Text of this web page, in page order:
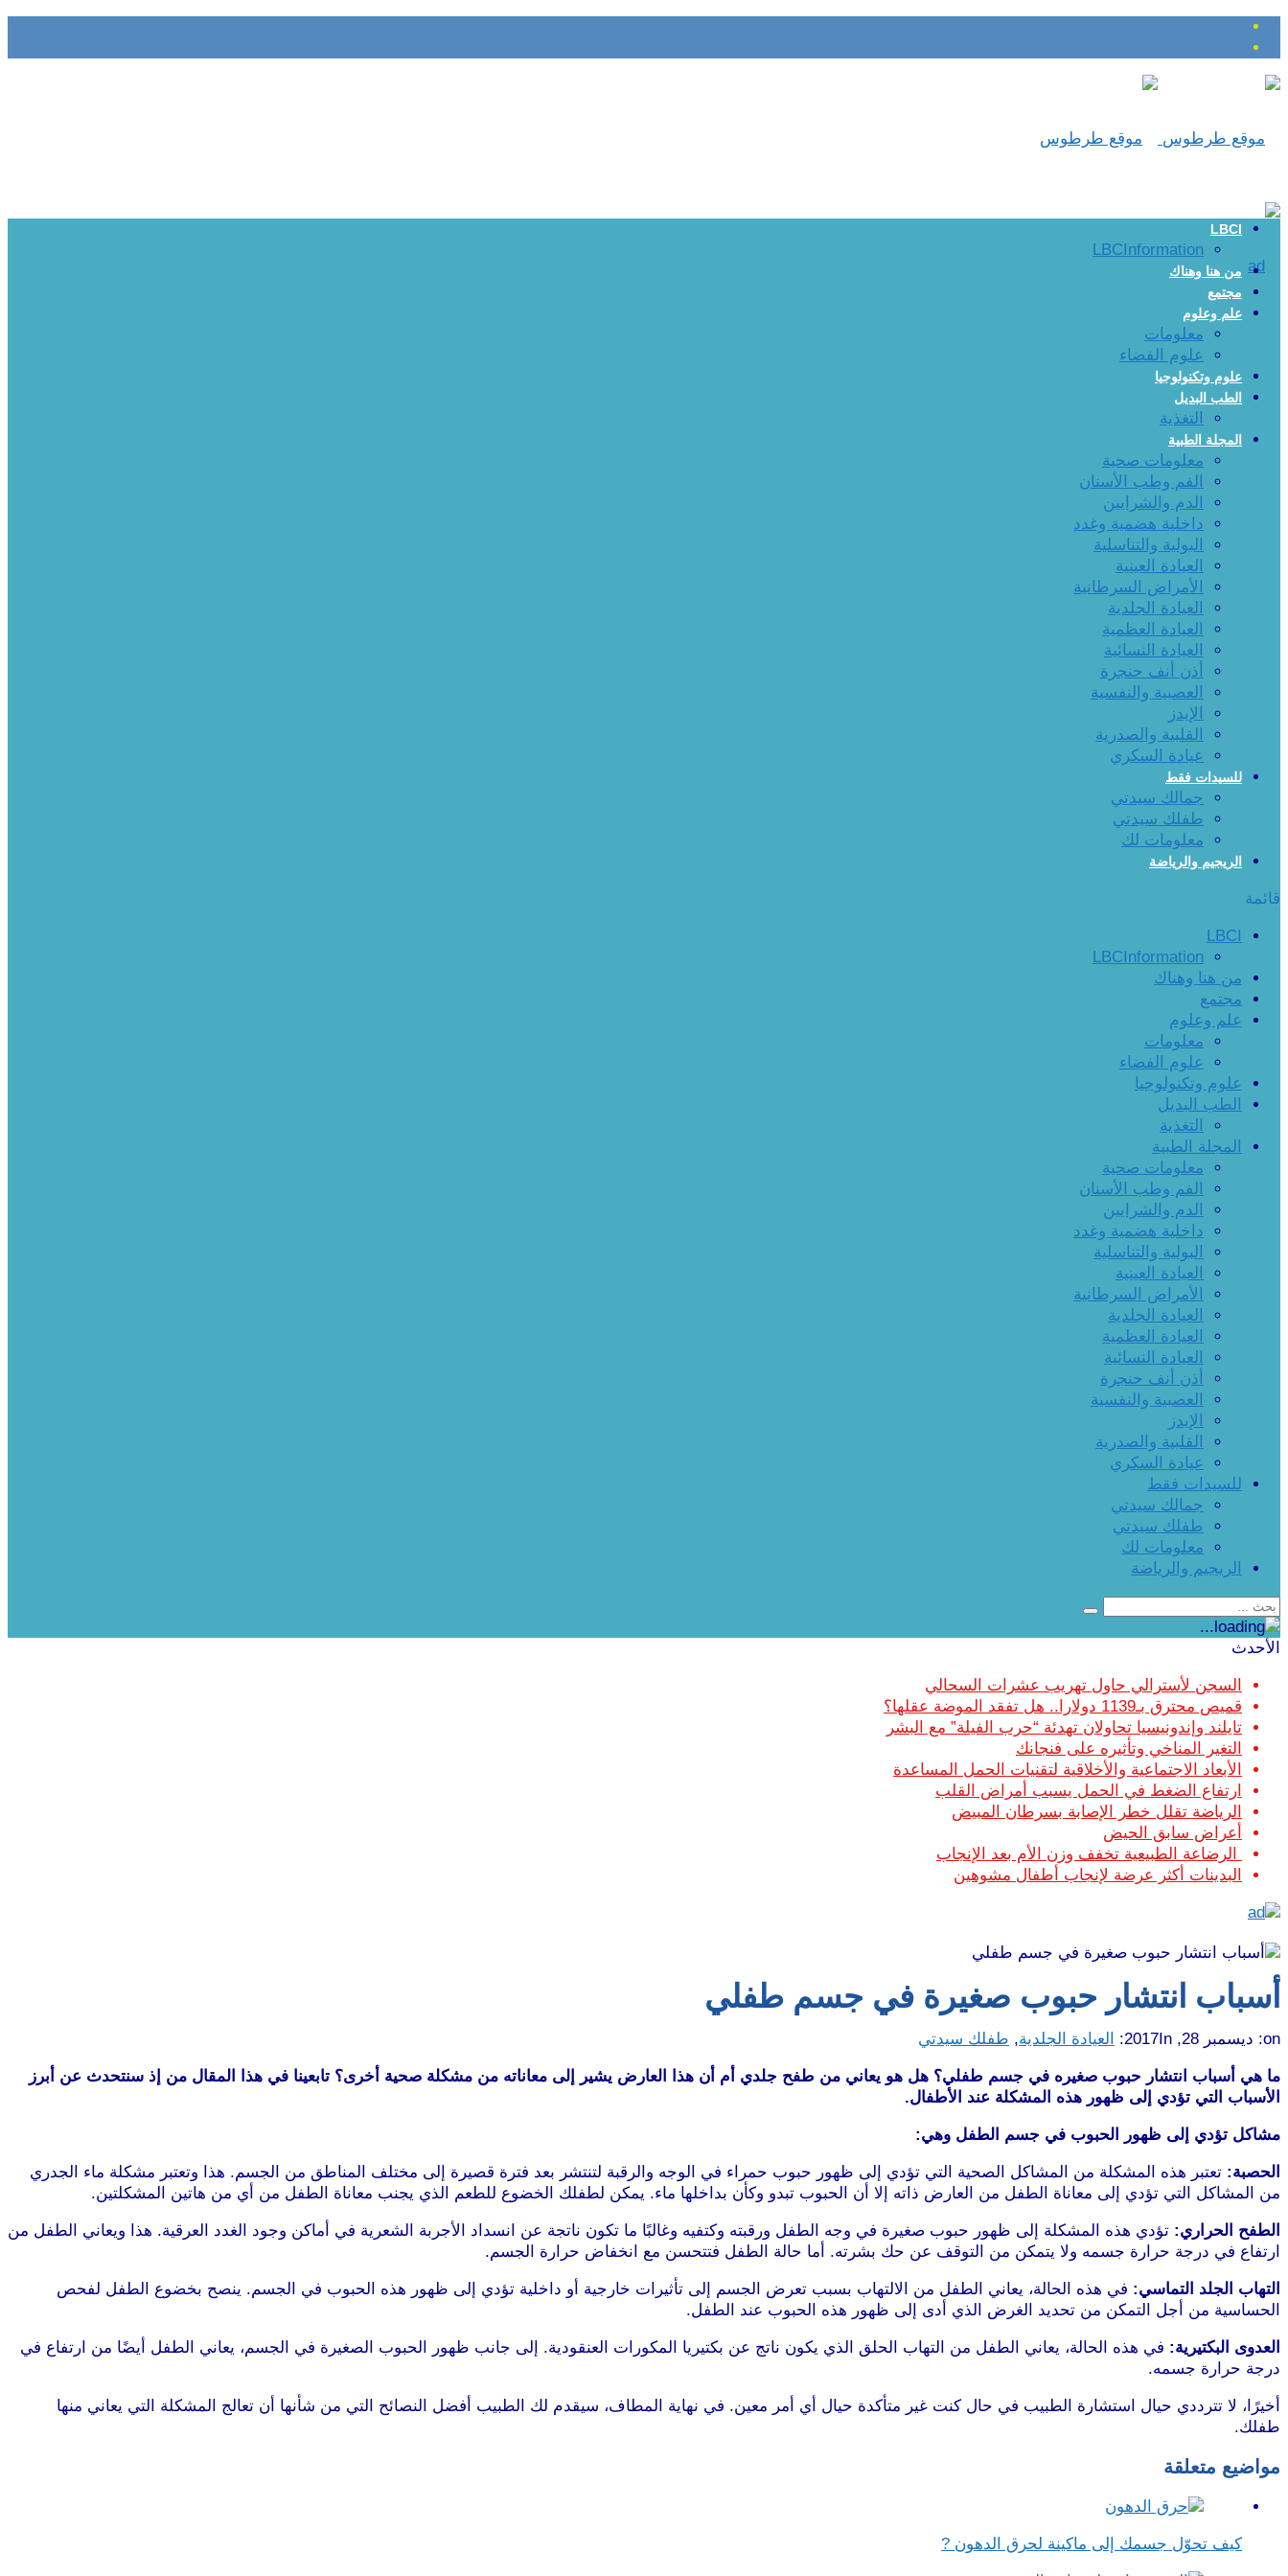
LBCI
LBCInformation
من هنا وهناك
مجتمع
علم وعلوم
معلومات
علوم الفضاء
علوم وتكنولوجيا
الطب البديل
التغذية
المجلة الطبية
معلومات صحية
الفم وطب الأسنان
الدم والشرايين
داخلية هضمية وغدد
البولية والتناسلية
العيادة العينية
الأمراض السرطانية
العيادة الجلدية
العيادة العظمية
العيادة النسائية
أذن أنف حنجرة
العصبية والنفسية
الإيدز
القلبية والصدرية
عيادة السكري
للسيدات فقط
جمالك سيدتي
طفلك سيدتي
معلومات لك
الريجيم والرياضة
قائمة
LBCI
LBCInformation
من هنا وهناك
مجتمع
علم وعلوم
معلومات
علوم الفضاء
علوم وتكنولوجيا
الطب البديل
التغذية
المجلة الطبية
معلومات صحية
الفم وطب الأسنان
الدم والشرايين
داخلية هضمية وغدد
البولية والتناسلية
العيادة العينية
الأمراض السرطانية
العيادة الجلدية
العيادة العظمية
العيادة النسائية
أذن أنف حنجرة
العصبية والنفسية
الإيدز
القلبية والصدرية
عيادة السكري
للسيدات فقط
جمالك سيدتي
طفلك سيدتي
معلومات لك
الريجيم والرياضة
الأحدث
السجن لأسترالي حاول تهريب عشرات السحالي
قميص محترق بـ1139 دولارا.. هل تفقد الموضة عقلها؟
تايلند وإندونيسيا تحاولان تهدئة “حرب الفيلة” مع البشر
التغير المناخي وتأثيره على فنجانك
الأبعاد الاجتماعية والأخلاقية لتقنيات الحمل المساعدة
ارتفاع الضغط في الحمل يسبب أمراض القلب
الرياضة تقلل خطر الإصابة بسرطان المبيض
أعراض سابق الحيض
الرضاعة الطبيعية تخفف وزن الأم بعد الإنجاب
البدينات أكثر عرضة لإنجاب أطفال مشوهين
أسباب انتشار حبوب صغيرة في جسم طفلي
on: ديسمبر 28, 2017 In: العيادة الجلدية, طفلك سيدتي
ما هي أسباب انتشار حبوب صغيره في جسم طفلي؟ هل هو يعاني من طفح جلدي أم أن هذا العارض يشير إلى معاناته من مشكلة صحية أخرى؟ تابعينا في هذا المقال من إذ سنتحدث عن أبرز
الأسباب التي تؤدي إلى ظهور هذه المشكلة عند الأطفال.
مشاكل تؤدي إلى ظهور الحبوب في جسم الطفل وهي:
الحصبة: تعتبر هذه المشكلة من المشاكل الصحية التي تؤدي إلى ظهور حبوب حمراء في الوجه والرقبة لتنتشر بعد فترة قصيرة إلى مختلف المناطق من الجسم. هذا وتعتبر مشكلة ماء الجدري
من المشاكل التي تؤدي إلى معاناة الطفل من العارض ذاته إلا أن الحبوب تبدو وكأن بداخلها ماء. يمكن لطفلك الخضوع للطعم الذي يجنب معاناة الطفل من أي من هاتين المشكلتين.
الطفح الحراري: تؤدي هذه المشكلة إلى ظهور حبوب صغيرة في وجه الطفل ورقبته وكتفيه وغالبًا ما تكون ناتجة عن انسداد الأجربة الشعرية في أماكن وجود الغدد العرقية. هذا ويعاني الطفل من
ارتفاع في درجة حرارة جسمه ولا يتمكن من التوقف عن حك بشرته. أما حالة الطفل فتتحسن مع انخفاض حرارة الجسم.
التهاب الجلد التماسي: في هذه الحالة، يعاني الطفل من الالتهاب بسبب تعرض الجسم إلى تأثيرات خارجية أو داخلية تؤدي إلى ظهور هذه الحبوب في الجسم. ينصح بخضوع الطفل لفحص
الحساسية من أجل التمكن من تحديد الغرض الذي أدى إلى ظهور هذه الحبوب عند الطفل.
العدوى البكتيرية: في هذه الحالة، يعاني الطفل من التهاب الحلق الذي يكون ناتج عن بكتيريا المكورات العنقودية. إلى جانب ظهور الحبوب الصغيرة في الجسم، يعاني الطفل أيضًا من ارتفاع في
درجة حرارة جسمه.
أخيرًا، لا تترددي حيال استشارة الطبيب في حال كنت غير متأكدة حيال أي أمر معين. في نهاية المطاف، سيقدم لك الطبيب أفضل النصائح التي من شأنها أن تعالج المشكلة التي يعاني منها
طفلك.
مواضيع متعلقة
كيف تحوّل جسمك إلى ماكينة لحرق الدهون ?